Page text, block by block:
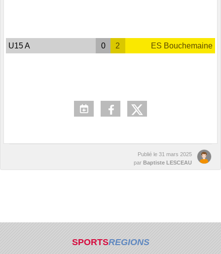
U15 A 0 2 ES Bouchemaine
Publié le 31 mars 2025
par Baptiste LESCEAU
SPORTSREGIONS